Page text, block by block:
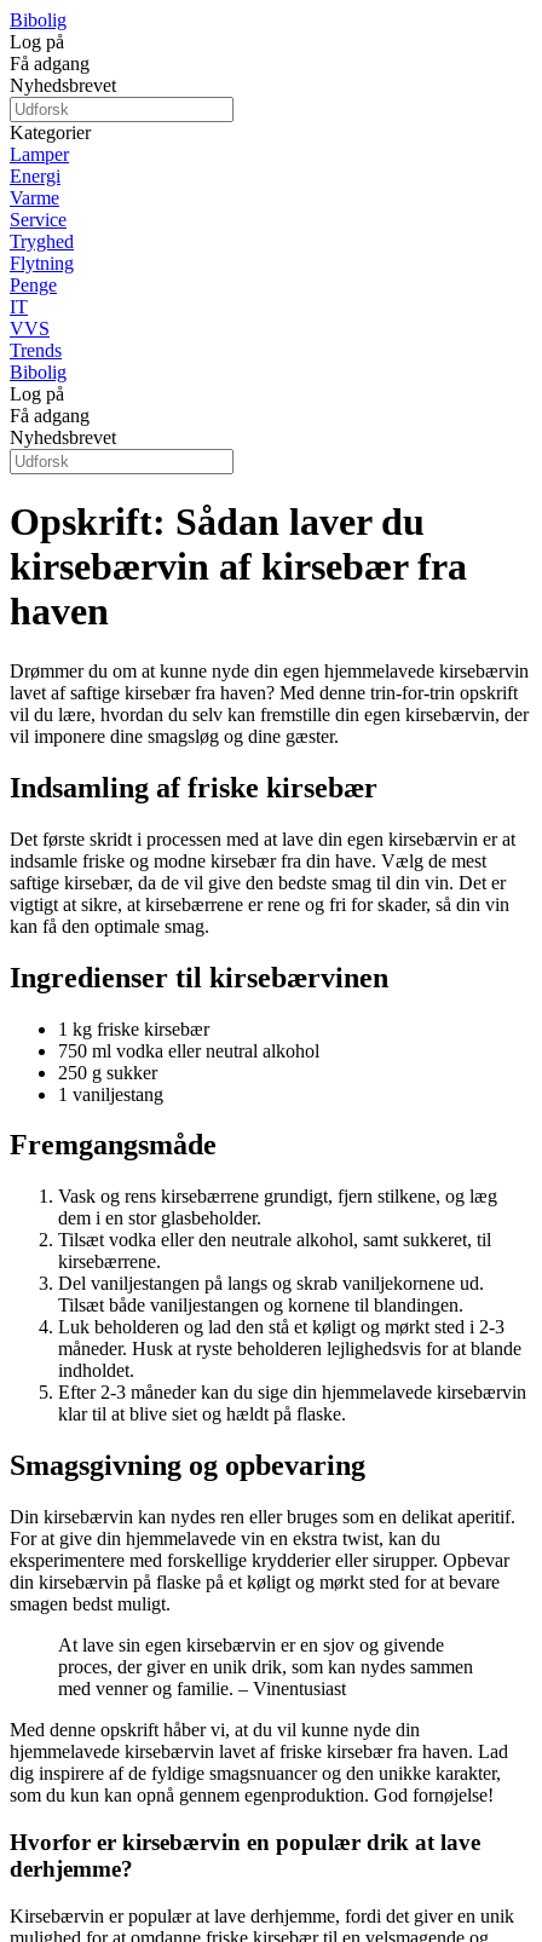
Bibolig
Log på
Få adgang
Nyhedsbrevet
Kategorier
Lamper
Energi
Varme
Service
Tryghed
Flytning
Penge
IT
VVS
Trends
Bibolig
Log på
Få adgang
Nyhedsbrevet
Opskrift: Sådan laver du
kirsebærvin af kirsebær fra
haven
Drømmer du om at kunne nyde din egen hjemmelavede kirsebærvin
lavet af saftige kirsebær fra haven? Med denne trin-for-trin opskrift
vil du lære, hvordan du selv kan fremstille din egen kirsebærvin, der
vil imponere dine smagsløg og dine gæster.
Indsamling af friske kirsebær
Det første skridt i processen med at lave din egen kirsebærvin er at
indsamle friske og modne kirsebær fra din have. Vælg de mest
saftige kirsebær, da de vil give den bedste smag til din vin. Det er
vigtigt at sikre, at kirsebærrene er rene og fri for skader, så din vin
kan få den optimale smag.
Ingredienser til kirsebærvinen
1 kg friske kirsebær
750 ml vodka eller neutral alkohol
250 g sukker
1 vaniljestang
Fremgangsmåde
Vask og rens kirsebærrene grundigt, fjern stilkene, og læg
dem i en stor glasbeholder.
Tilsæt vodka eller den neutrale alkohol, samt sukkeret, til
kirsebærrene.
Del vaniljestangen på langs og skrab vaniljekornene ud.
Tilsæt både vaniljestangen og kornene til blandingen.
Luk beholderen og lad den stå et køligt og mørkt sted i 2-3
måneder. Husk at ryste beholderen lejlighedsvis for at blande
indholdet.
Efter 2-3 måneder kan du sige din hjemmelavede kirsebærvin
klar til at blive siet og hældt på flaske.
Smagsgivning og opbevaring
Din kirsebærvin kan nydes ren eller bruges som en delikat aperitif.
For at give din hjemmelavede vin en ekstra twist, kan du
eksperimentere med forskellige krydderier eller sirupper. Opbevar
din kirsebærvin på flaske på et køligt og mørkt sted for at bevare
smagen bedst muligt.
At lave sin egen kirsebærvin er en sjov og givende
proces, der giver en unik drik, som kan nydes sammen
med venner og familie. – Vinentusiast
Med denne opskrift håber vi, at du vil kunne nyde din
hjemmelavede kirsebærvin lavet af friske kirsebær fra haven. Lad
dig inspirere af de fyldige smagsnuancer og den unikke karakter,
som du kun kan opnå gennem egenproduktion. God fornøjelse!
Hvorfor er kirsebærvin en populær drik at lave
derhjemme?
Kirsebærvin er populær at lave derhjemme, fordi det giver en unik
mulighed for at omdanne friske kirsebær til en velsmagende og